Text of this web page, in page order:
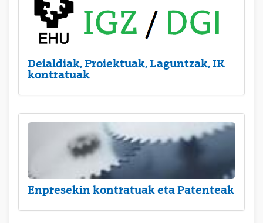
Deialdiak, Proiektuak, Laguntzak, IK
kontratuak
Enpresekin kontratuak eta Patenteak